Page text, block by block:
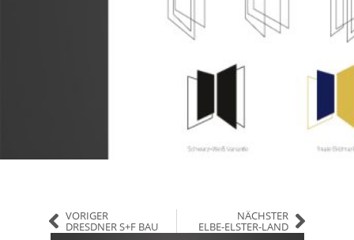
VORIGER
DRESDNER S+F BAU
NÄCHSTER
ELBE-ELSTER-LAND